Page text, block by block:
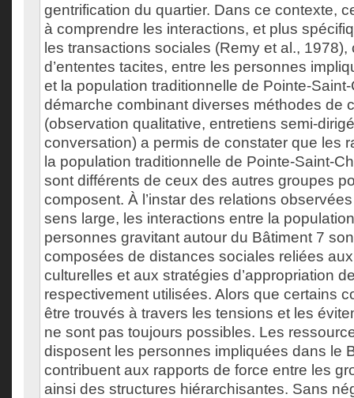
gentrification du quartier. Dans ce contexte,
à comprendre les interactions, et plus
les transactions sociales (Remy et al.,
d’ententes tacites, entre les personnes
et la population traditionnelle de Pointe-
démarche combinant diverses méthodes de
(observation qualitative, entretiens semi-
conversation) a permis de constater que les
la population traditionnelle de Pointe-Saint-
sont différents de ceux des autres groupes
composent. À l’instar des relations
sens large, les interactions entre la
personnes gravitant autour du Bâtiment 7
composées de distances sociales reliées
culturelles et aux stratégies d’appropriation
respectivement utilisées. Alors que certains
être trouvés à travers les tensions et les
ne sont pas toujours possibles. Les
disposent les personnes impliquées dans le
contribuent aux rapports de force entre les
ainsi des structures hiérarchisantes. Sans